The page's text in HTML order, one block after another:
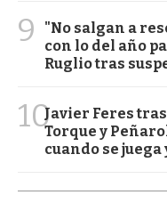
9
"No salgan a
con lo del año
Ruglio tras
10Javier Feres
Torque y
cuando se juega